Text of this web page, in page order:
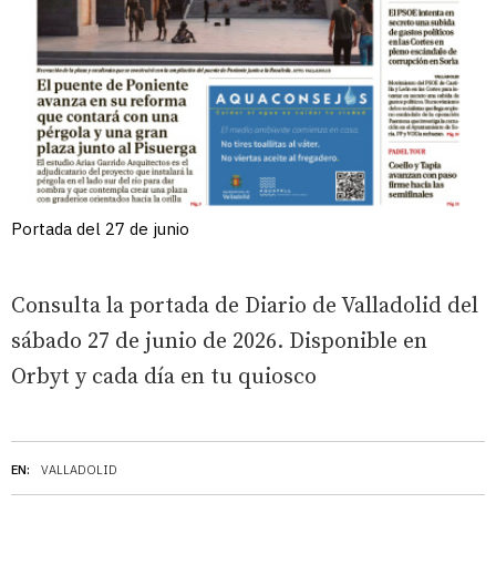
EN: VALLADOLID
Portada del 27 de junio
Consulta la portada de Diario de Valladolid del
sábado 27 de junio de 2026. Disponible en
Orbyt y cada día en tu quiosco